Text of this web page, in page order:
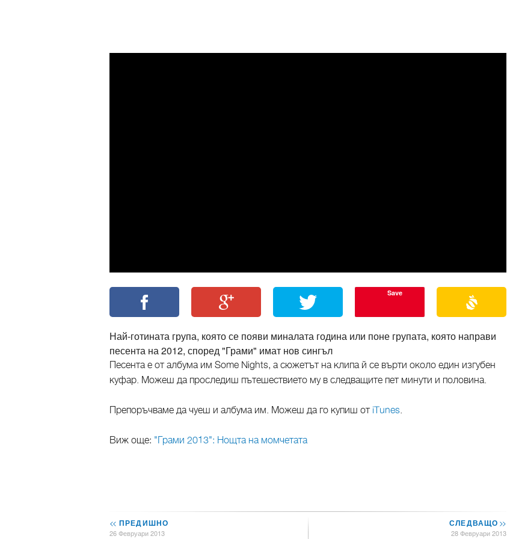
Save
Най-готината група, която се появи миналата година или поне групата, която направи
песента на 2012, според "Грами" имат нов сингъл
Песента е от албума им Some Nights, а сюжетът на клипа й се върти около един изгубен
куфар. Можеш да проследиш пътешествието му в следващите пет минути и половина.
Препоръчваме да чуеш и албума им. Можеш да го купиш от iTunes.
Виж още: "Грами 2013": Нощта на момчетата
<< ПРЕДИШНО
26 Февруари 2013
СЛЕДВАЩО>>
28 Февруари 2013